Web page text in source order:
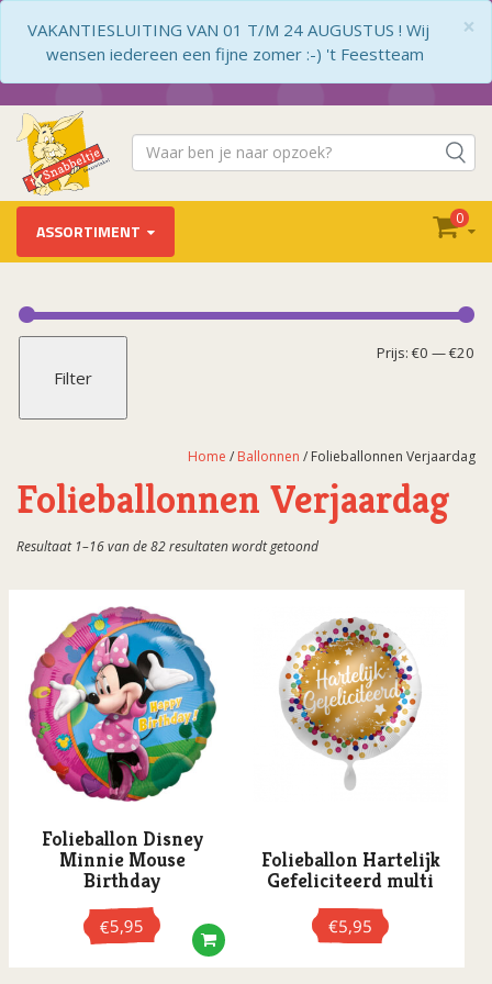
×
VAKANTIESLUITING VAN 01 T/M 24 AUGUSTUS ! Wij
wensen iedereen een fijne zomer :-) 't Feestteam
ASSORTIMENT
0
Ballon Accessoires
Ballon Deco Kit
Folieballonnen Airloonz
Folieballonnen Baby
Folieballonnen Beterschap
Folieballonnen Cijfers / Letters 100cm
Folieballonnen Cijfers / Letters 36cm
Folieballonnen Diversen
Folieballonnen Feestdag
Folieballonnen Geslaagd
Folieballonnen Huwelijk/Jubileum
Folieballonnen Kinderen
Folieballonnen Liefde
Folieballonnen Natuur
Folieballonnen Nieuw huis
Folieballonnen Pensioen
Filter
Prijs: €0 —€20
Home / Ballonnen / Folieballonnen Verjaardag
Folieballonnen Verjaardag
Resultaat 1–16 van de 82 resultaten wordt getoondGesorteerd
populariteit
Folieballon Disney
Minnie Mouse
Birthday
€5,95
Folieballon Hartelijk
Gefeliciteerd multi
€5,95